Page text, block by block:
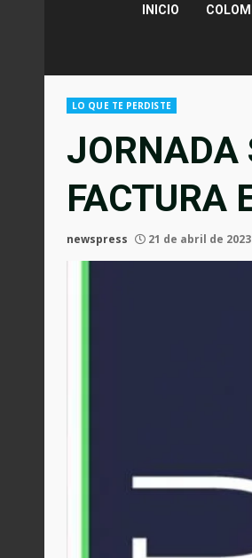
INICIO
LO QUE TE PERDISTE
JORNADA
FACTURA
newspress 21 de abril de 2023